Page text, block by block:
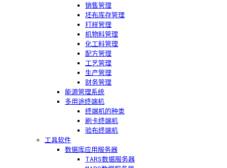
销售管理
坯布库存管理
打样管理
机物料管理
化工料管理
配方管理
工艺管理
生产管理
财务管理
能源管理系统
多用途终端机
终端机的种类
刷卡终端机
验布终端机
工具软件
数据库应用服务器
TARS数据服务器